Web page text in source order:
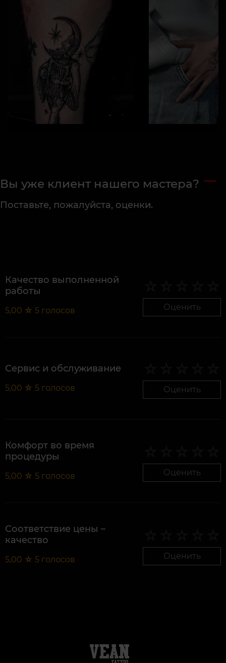
Вы уже клиент нашего мастера?
Поставьте, пожалуйста, оценки.
Качество выполненной
работы
5,00 ☆ 5 голосов Оценить
Сервис и обслуживание
5,00 ☆ 5 голосов Оценить
Комфорт во время
процедуры
5,00 ☆ 5 голосов Оценить
Соответствие цены –
качество
5,00 ☆ 5 голосов Оценить